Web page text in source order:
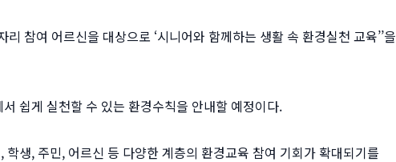
참여 어르신을 대상으로 ‘시니어와 함께하는 생활 속 환경실천 교육’’을
쉽게 실천할 수 있는 환경수칙을 안내할 예정이다.
생, 주민, 어르신 등 다양한 계층의 환경교육 참여 기회가 확대되기를